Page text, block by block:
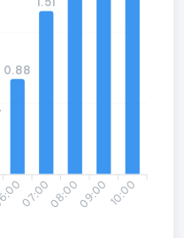
07:0008:0009:0010:00
0.88